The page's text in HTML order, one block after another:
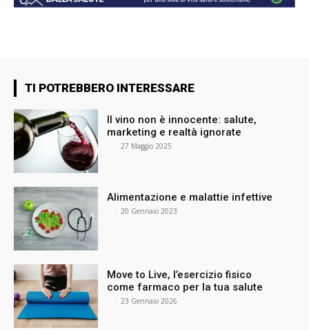
TI POTREBBERO INTERESSARE
Il vino non è innocente: salute,
marketing e realtà ignorate
- 27 Maggio 2025
Alimentazione e malattie infettive
- 20 Gennaio 2023
Move to Live, l’esercizio fisico
come farmaco per la tua salute
- 23 Gennaio 2026